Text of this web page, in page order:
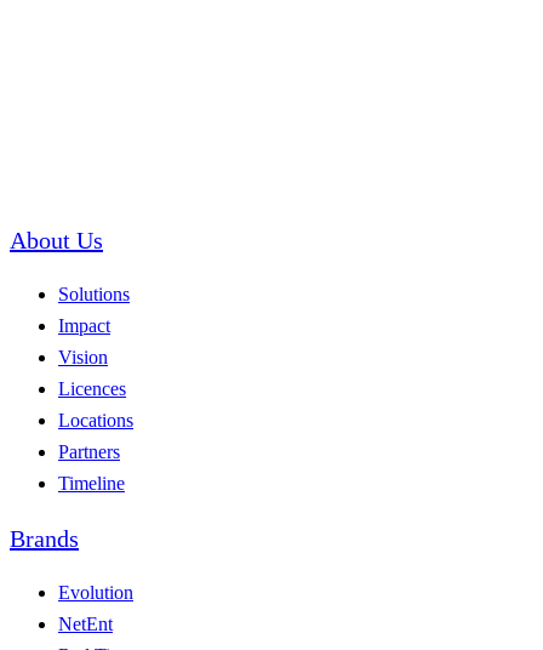
About Us
Solutions
Impact
Vision
Licences
Locations
Partners
Timeline
Brands
Evolution
NetEnt